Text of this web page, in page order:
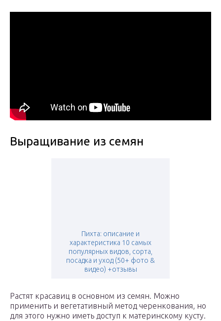
Выращивание из семян
Пихта: описание и
характеристика 10 самых
популярных видов, сорта,
посадка и уход (50+ фото &
видео) +отзывы
Растят красавиц в основном из семян. Можно
применить и вегетативный метод черенкования, но
для этого нужно иметь доступ к материнскому кусту.